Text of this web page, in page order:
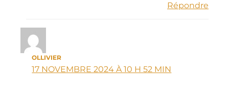
Répondre
OLLIVIER
17 NOVEMBRE 2024 À 10 H 52 MIN